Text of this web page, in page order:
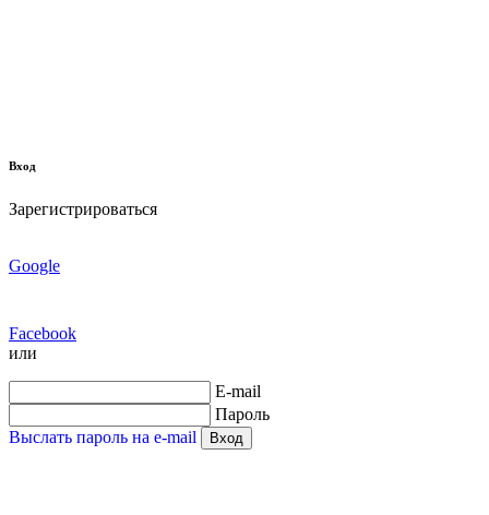
Вход
Зарегистрироваться
Google
Facebook
или
E-mail
Пароль
Выслать пароль на e-mail
Вход